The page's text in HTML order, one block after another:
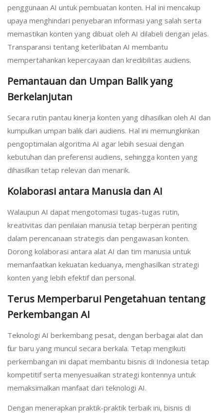
penggunaan AI untuk pembuatan konten. Hal ini mencakup
upaya menghindari penyebaran informasi yang salah serta
memastikan konten yang dibuat oleh AI dilabeli dengan jelas.
Transparansi tentang keterlibatan AI membantu
mempertahankan kepercayaan dan kredibilitas audiens.
Pemantauan dan Umpan Balik yang
Berkelanjutan
Secara rutin pantau kinerja konten yang dihasilkan oleh AI dan
kumpulkan umpan balik dari audiens. Hal ini memungkinkan
pengoptimalan algoritma AI agar lebih sesuai dengan
kebutuhan dan preferensi audiens, sehingga konten yang
dihasilkan tetap relevan dan menarik.
Kolaborasi antara Manusia dan AI
Walaupun AI dapat mengotomasi tugas-tugas rutin,
kreativitas dan penilaian manusia tetap berperan penting
dalam perencanaan strategis dan pengawasan konten.
Dorong kolaborasi antara alat AI dan tim manusia untuk
memanfaatkan kekuatan keduanya, menghasilkan strategi
konten yang lebih efektif dan personal.
Terus Memperbarui Pengetahuan tentang
Perkembangan AI
Teknologi AI berkembang pesat, dengan berbagai alat dan
fitur baru yang muncul secara berkala. Tetap mengikuti
perkembangan ini dapat membantu bisnis di Indonesia tetap
kompetitif serta menyesuaikan strategi kontennya untuk
memaksimalkan manfaat dari teknologi AI.
Dengan menerapkan praktik-praktik terbaik ini, bisnis di